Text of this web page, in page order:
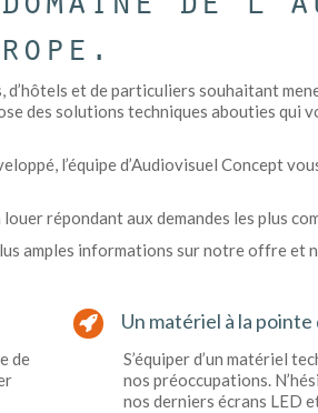
et de particuliers souhaitant
des solutions techniques abouties qui
l’équipe d’Audiovisuel Concept
répondant aux demandes les plus
amples informations sur notre offre et
de
Un matériel à la
S’équiper d’un matériel
nos préoccupations.
nos derniers écrans LED